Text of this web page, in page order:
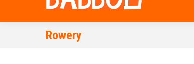
Rowery